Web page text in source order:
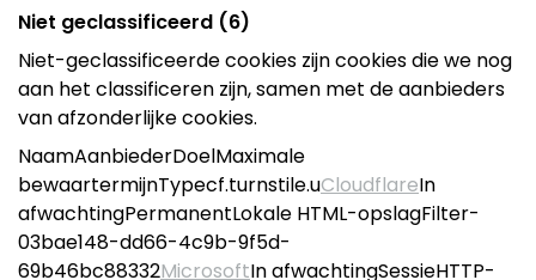
Niet geclassificeerd (6)
Niet-geclassificeerde cookies zijn cookies die we nog
aan het classificeren zijn, samen met de aanbieders
van afzonderlijke cookies.
NaamAanbiederDoelMaximale
bewaartermijnTypecf.turnstile.uCloudflareIn
afwachtingPermanentLokale HTML-opslagFilter-
03bae148-dd66-4c9b-9f5d-
69b46bc88332MicrosoftIn afwachtingSessieHTTP-